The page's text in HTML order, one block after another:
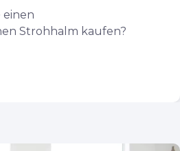
einen
Strohhalm kaufen?